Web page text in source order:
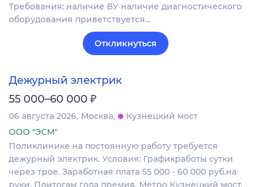
Требования: наличие ВУ наличие диагностического
оборудования приветствуется…
Откликнуться
Дежурный электрик
55 000–60 000 ₽
06 августа 2026 Москва
Кузнецкий мост
ООО "ЭСМ"
Поликлинике на постоянную работу требуется
дежурный электрик. Условия: Графикработы сутки
через трое. Заработная плата 55 000 - 60 000 руб.на
руки. Поитогам года премия. Метро Кузнецкий мост.